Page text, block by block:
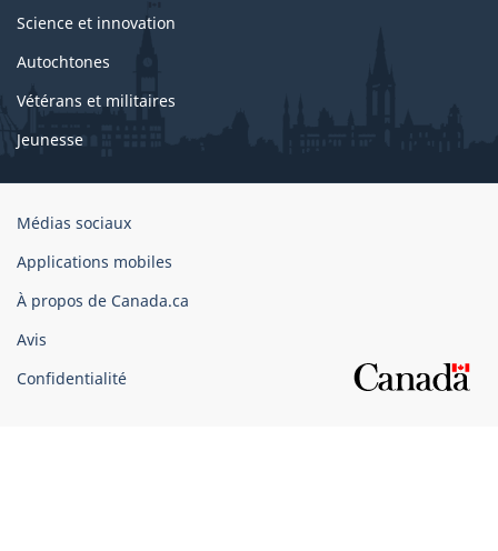
Science et innovation
Autochtones
Vétérans et militaires
Jeunesse
Organisation
gouvernement
du
Canada
Médias sociaux
Applications mobiles
À propos de Canada.ca
Avis
Confidentialité